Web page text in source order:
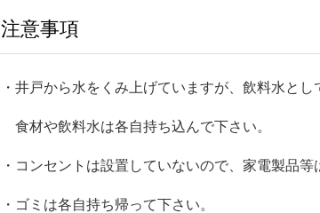
注意事項
・井戸から水をくみ上げていますが、飲料水とし
食材や飲料水は各自持ち込んで下さい。
・コンセントは設置していないので、家電製品等
・ゴミは各自持ち帰って下さい。